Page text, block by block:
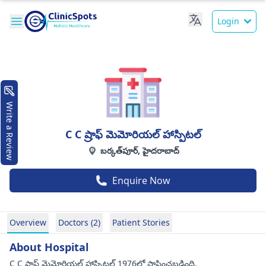
Login
C C ష్రాఫ్ మెమోరియల్ హాస్పిటల్
బర్కత్‌పూర్, హైదరాబాద్
Enquire Now
Overview Doctors (2) Patient Stories
About Hospital
C C ష్రాఫ్ మెమోరియల్ హాస్పిటల్ 1976లో స్థాపించబడింది.
Write a Review